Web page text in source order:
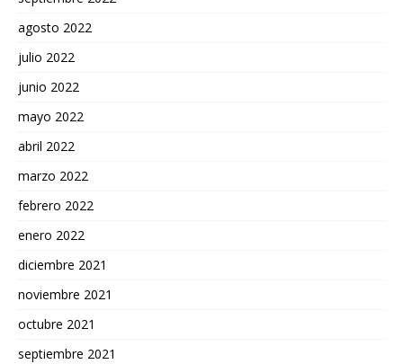
agosto 2022
julio 2022
junio 2022
mayo 2022
abril 2022
marzo 2022
febrero 2022
enero 2022
diciembre 2021
noviembre 2021
octubre 2021
septiembre 2021